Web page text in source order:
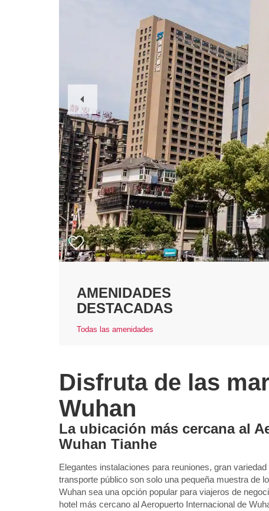
Slide
AMENIDADES
DESTACADAS
Todas las amenidades
Disfruta de las
Wuhan
La ubicación más cercana al
Wuhan Tianhe
Elegantes instalaciones para reuniones, gran
transporte público son solo una pequeña muestra de
Wuhan sea una opción popular para viajeros de
hotel más cercano al Aeropuerto Internacional de